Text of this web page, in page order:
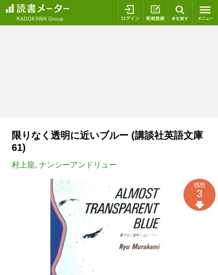
ログイン 新規登録
限りなく透明に近いブルー (講談社英語文庫
61)
村上龍, ナンシーアンドリュー
感想
3